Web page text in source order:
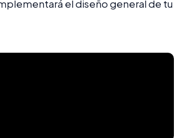
el diseño general de tu